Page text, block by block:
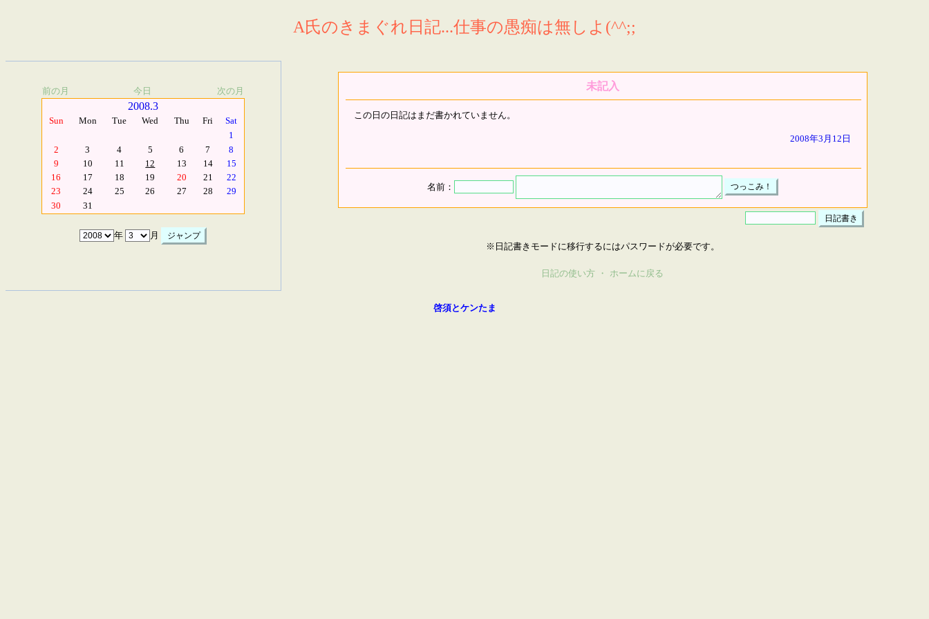
A氏のきまぐれ日記...仕事の愚痴は無しよ(^^;;
前の月 今日 次の月
2008.3
Sun Mon Tue Wed Thu Fri
Sat
1
2
3 4 5 6 7
8
9
10 11 12 13 14
15
16
17 18 19 20 21
22
23
24 25 26 27 28
29
30
31
年 月
未記入
この日の日記はまだ書かれていません。
2008年3月12日
名前：
※日記書きモードに移行するにはパスワードが必要です。
日記の使い方 ・ ホームに戻る
啓須とケンたま